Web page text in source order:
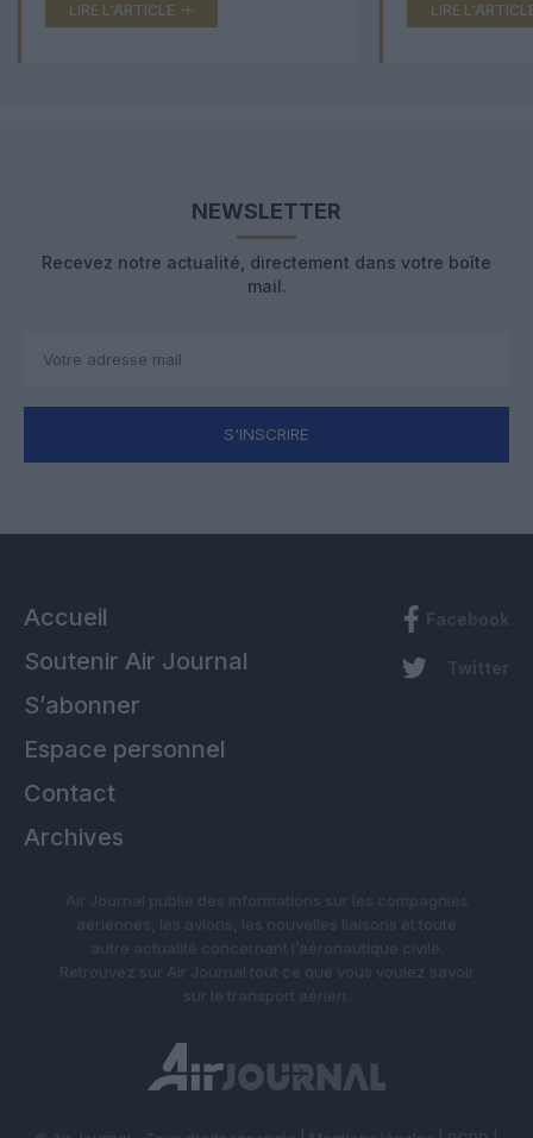
LIRE L'ARTICLE LIRE
NEWSLETTER
Recevez notre actualité, directement dans votre boîte
mail.
S'INSCRIRE
Accueil
Soutenir Air Journal
S’abonner
Espace personnel
Contact
Archives